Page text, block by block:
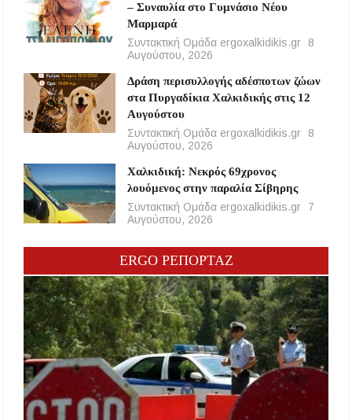
– Συναυλία στο Γυμνάσιο Νέου
Μαρμαρά
Συντακτική Ομάδα ergoxalkidikis.gr
8
Αυγούστου, 2026
Δράση περισυλλογής αδέσποτων ζώων
στα Πυργαδίκια Χαλκιδικής στις 12
Αυγούστου
Συντακτική Ομάδα ergoxalkidikis.gr
8
Αυγούστου, 2026
Χαλκιδική: Νεκρός 69χρονος
λουόμενος στην παραλία Σίβηρης
Συντακτική Ομάδα ergoxalkidikis.gr
7
Αυγούστου, 2026
ERGO ΡΕΠΟΡΤΑΖ